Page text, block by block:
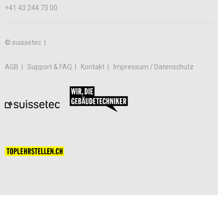
+41 43 244 73 00
© suissetec |
AGB Support & FAQ Kontakt Impressum / Datenschutz